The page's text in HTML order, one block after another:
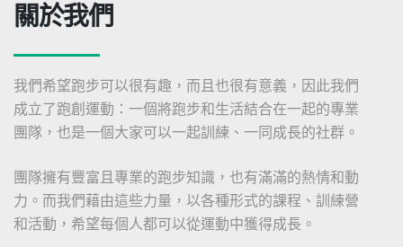
關於我們
我們希望跑步可以很有趣，而且也很有意義，因此我們
成立了跑創運動：一個將跑步和生活結合在一起的專業
團隊，也是一個大家可以一起訓練、一同成長的社群。
團隊擁有豐富且專業的跑步知識，也有滿滿的熱情和動
力。而我們藉由這些力量，以各種形式的課程、訓練營
和活動，希望每個人都可以從運動中獲得成長。